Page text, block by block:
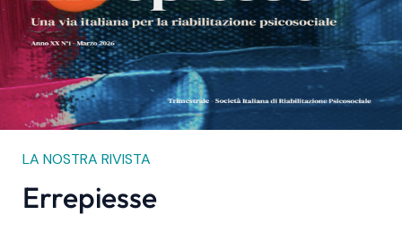
LA NOSTRA RIVISTA
Errepiesse